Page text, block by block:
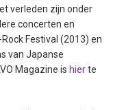
verleden zijn onder
concerten en
Festival (2013) en
van Japanse
Magazine is hierte